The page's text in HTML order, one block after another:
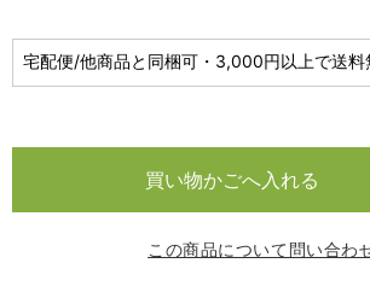
この商品について問い合わ